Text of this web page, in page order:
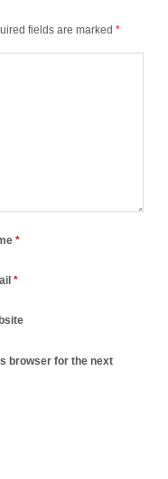
fields are marked*
*
*
browser for the next